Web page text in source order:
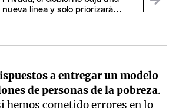
nueva línea y solo priorizará
a entregar un modelo
de personas de la pobreza.
hemos cometido errores en lo